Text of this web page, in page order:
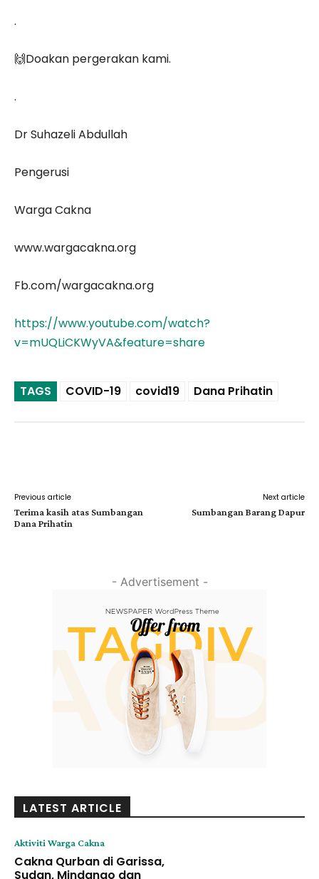
.
🙌Doakan pergerakan kami.
.
Dr Suhazeli Abdullah
Pengerusi
Warga Cakna
www.wargacakna.org
Fb.com/wargacakna.org
https://www.youtube.com/watch?
v=mUQLiCKWyVA&feature=share
TAGS COVID-19 covid19 Dana Prihatin
Previous article
Terima kasih atas Sumbangan
Dana Prihatin
Next article
Sumbangan Barang Dapur
- Advertisement -
LATEST ARTICLE
Aktiviti Warga Cakna
Cakna Qurban di Garissa,
Sudan, Mindanao dan